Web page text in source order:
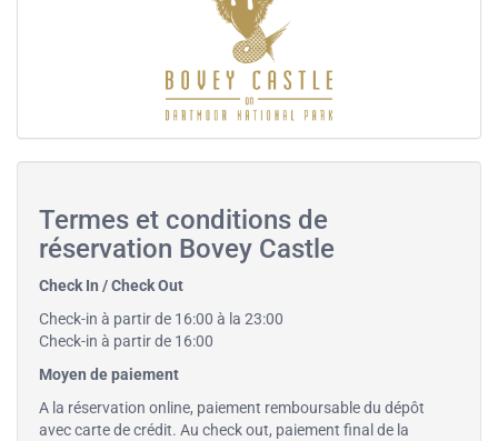
Termes et conditions de
réservation Bovey Castle
Check In / Check Out
Check-in à partir de 16:00 à la 23:00
Check-in à partir de 16:00
Moyen de paiement
A la réservation online, paiement remboursable du dépôt
avec carte de crédit. Au check out, paiement final de la